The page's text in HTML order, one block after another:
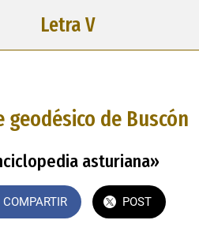
Letra V
geodésico de Buscón
asturiana»
COMPARTIR POST